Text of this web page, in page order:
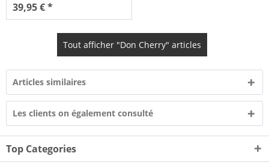
39,95 € *
Tout afficher "Don Cherry" articles
Articles similaires
Les clients on également consulté
Top Categories